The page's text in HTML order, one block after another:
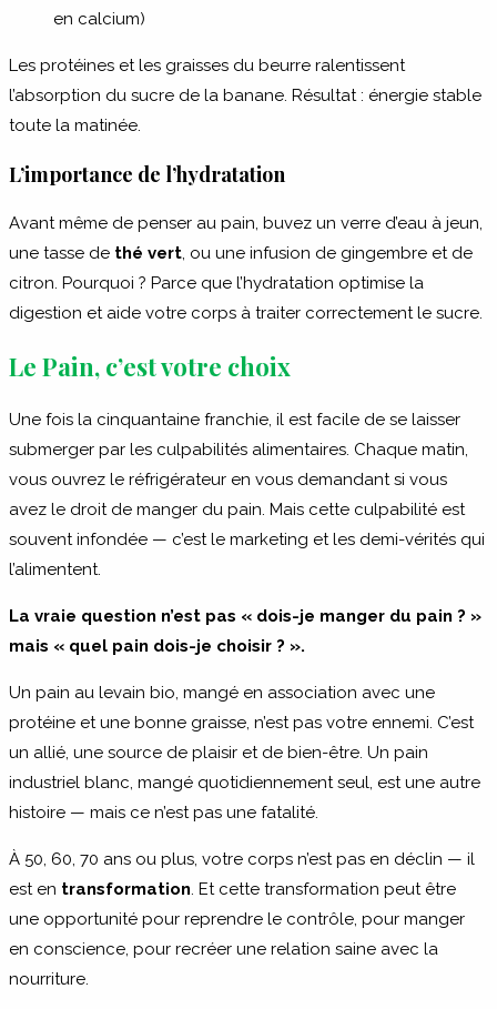
en calcium)
Les protéines et les graisses du beurre ralentissent
l’absorption du sucre de la banane. Résultat : énergie stable
toute la matinée.
L’importance de l’hydratation
Avant même de penser au pain, buvez un verre d’eau à jeun,
une tasse de thé vert, ou une infusion de gingembre et de
citron. Pourquoi ? Parce que l’hydratation optimise la
digestion et aide votre corps à traiter correctement le sucre.
Le Pain, c’est votre choix
Une fois la cinquantaine franchie, il est facile de se laisser
submerger par les culpabilités alimentaires. Chaque matin,
vous ouvrez le réfrigérateur en vous demandant si vous
avez le droit de manger du pain. Mais cette culpabilité est
souvent infondée — c’est le marketing et les demi-vérités qui
l’alimentent.
La vraie question n’est pas « dois-je manger du pain ? »
mais « quel pain dois-je choisir ? ».
Un pain au levain bio, mangé en association avec une
protéine et une bonne graisse, n’est pas votre ennemi. C’est
un allié, une source de plaisir et de bien-être. Un pain
industriel blanc, mangé quotidiennement seul, est une autre
histoire — mais ce n’est pas une fatalité.
À 50, 60, 70 ans ou plus, votre corps n’est pas en déclin — il
est en transformation. Et cette transformation peut être
une opportunité pour reprendre le contrôle, pour manger
en conscience, pour recréer une relation saine avec la
nourriture.